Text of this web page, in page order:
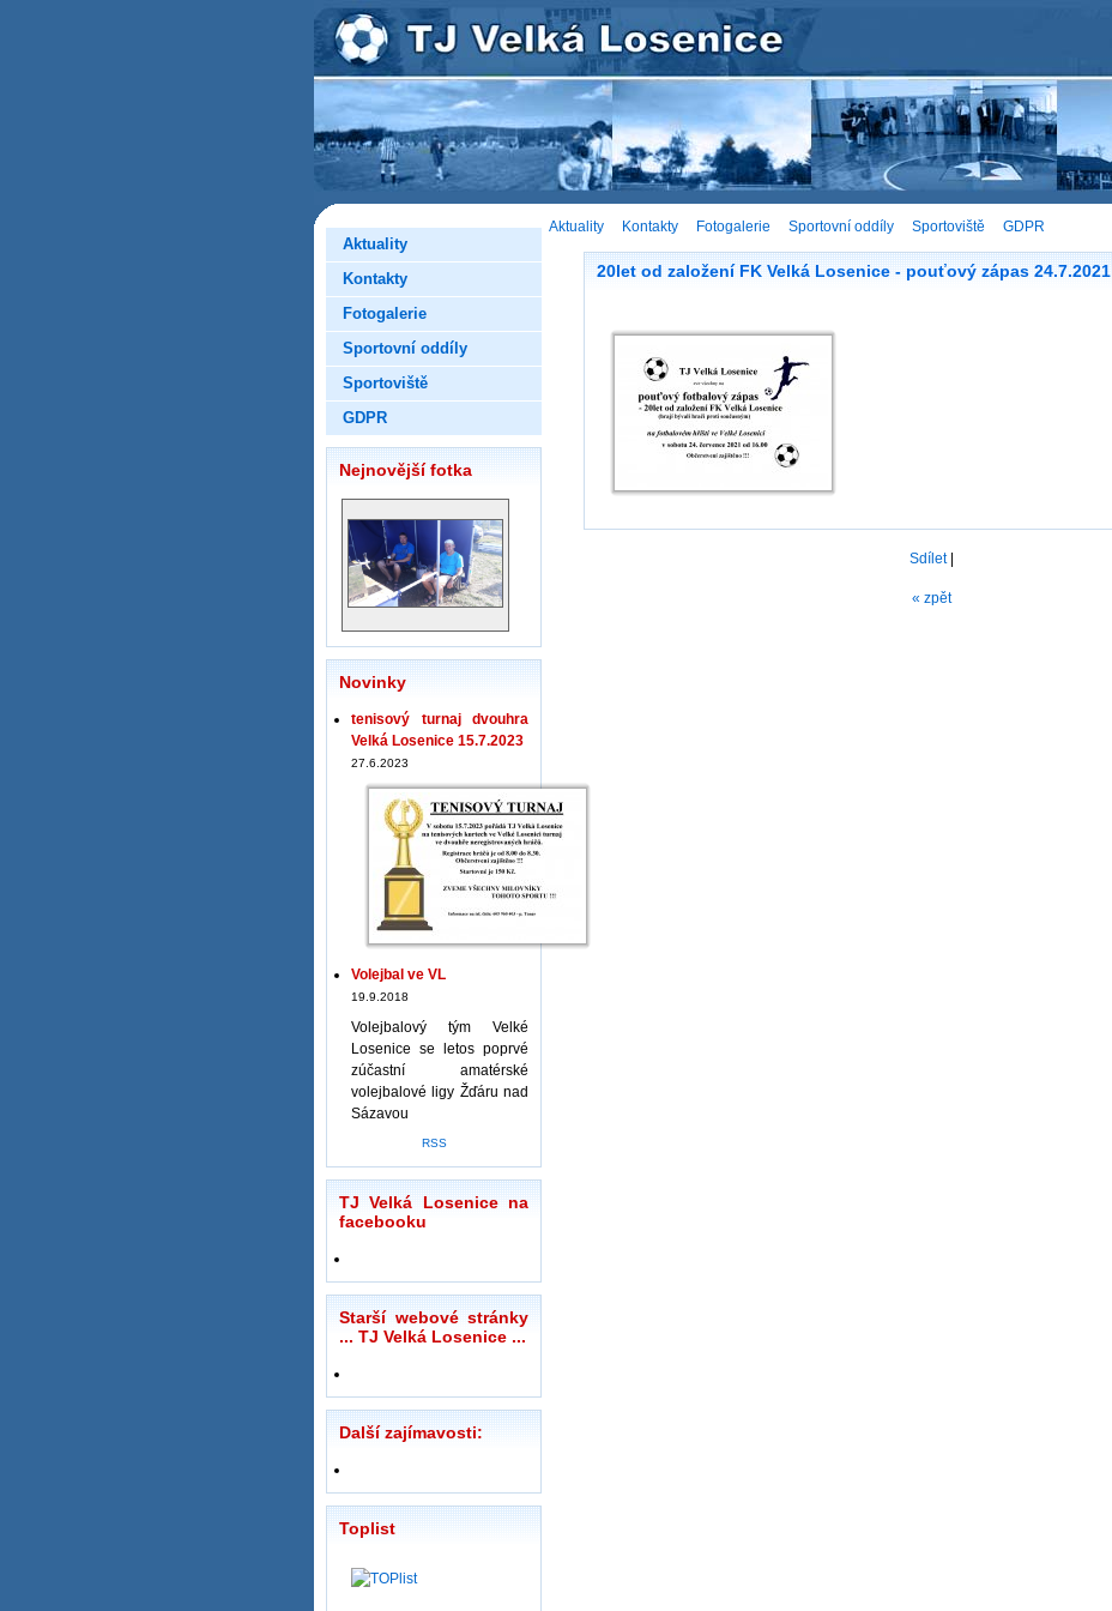
Aktuality Kontakty Fotogalerie Sportovní oddíly Sportoviště GDPR
Aktuality
Kontakty
Fotogalerie
Sportovní oddíly
Sportoviště
GDPR
Nejnovější fotka
Novinky
tenisový turnaj dvouhra
Velká Losenice 15.7.2023
27.6.2023
Volejbal ve VL
19.9.2018
Volejbalový tým Velké
Losenice se letos poprvé
zúčastní amatérské
volejbalové ligy Žďáru nad
Sázavou
RSS
TJ Velká Losenice na
facebooku
Starší webové stránky
... TJ Velká Losenice ...
Další zajímavosti:
Toplist
20let od založení FK Velká Losenice - pouťový zápas 24.7.2021
Sdílet
« zpět